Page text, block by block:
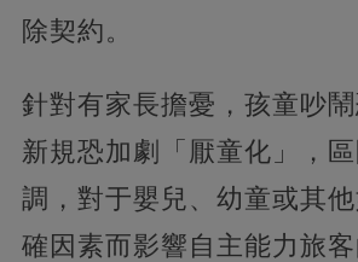
除契約。
針對有家長擔憂，孩童吵鬧
新規恐加劇「厭童化」，
調，對于嬰兒、幼童或其
確因素而影響自主能力旅客